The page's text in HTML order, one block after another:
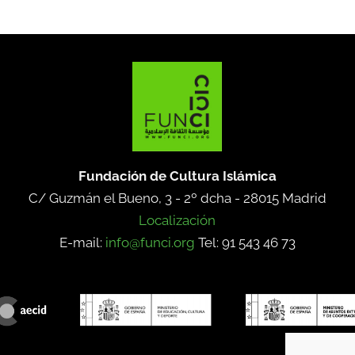
Fundación de Cultura Islámica
C/ Guzmán el Bueno, 3 - 2º dcha - 28015 Madrid
Localización
E-mail: info@funci.org Tel: 91 543 46 73